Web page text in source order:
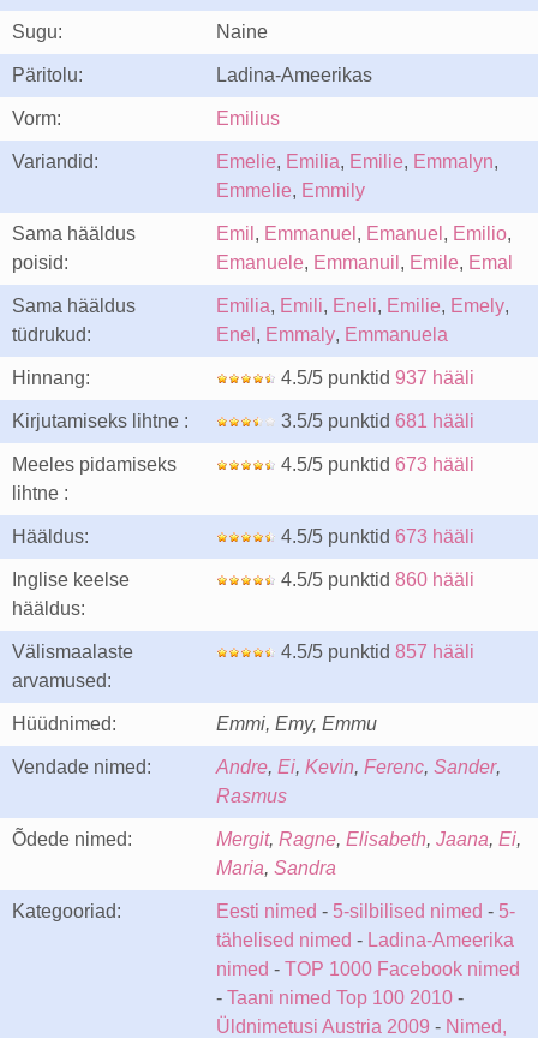
Sugu: Naine
Päritolu: Ladina-Ameerikas
Vorm: Emilius
Variandid: Emelie, Emilia, Emilie, Emmalyn,
Emmelie, Emmily
Sama hääldus
poisid:
Emil , Emmanuel , Emanuel , Emilio,
Emanuele, Emmanuil , Emile, Emal
Sama hääldus
tüdrukud:
Emilia, Emili, Eneli, Emilie, Emely,
Enel , Emmaly, Emmanuela
Hinnang: 4.5/5 punktid 937 hääli
Kirjutamiseks lihtne : 3.5/5 punktid 681 hääli
Meeles pidamiseks
lihtne :
4.5/5 punktid 673 hääli
Hääldus: 4.5/5 punktid 673 hääli
Inglise keelse
hääldus:
4.5/5 punktid 860 hääli
Välismaalaste
arvamused:
4.5/5 punktid 857 hääli
Hüüdnimed: Emmi, Emy, Emmu
Vendade nimed: Andre, Ei, Kevin, Ferenc, Sander,
Rasmus
Õdede nimed: Mergit, Ragne, Elisabeth, Jaana, Ei,
Maria, Sandra
Kategooriad: Eesti nimed - 5-silbilised nimed - 5-
tähelised nimed - Ladina-Ameerika
nimed - TOP 1000 Facebook nimed
- Taani nimed Top 100 2010 -
Üldnimetusi Austria 2009 - Nimed,